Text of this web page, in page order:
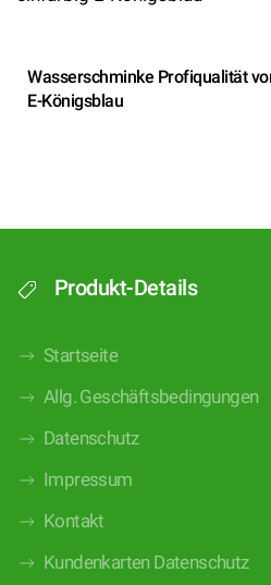
Wasserschminke Profiqualität
E-Königsblau
Produkt-Details
Startseite
Allg. Geschäftsbedingungen
Datenschutz
Impressum
Kontakt
Kundenkarten Datenschutz